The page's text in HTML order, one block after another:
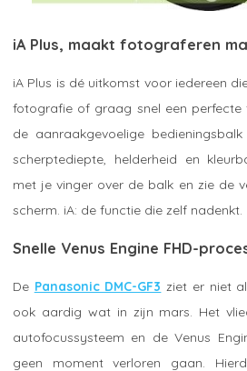
iA Plus, maakt fotograferen
iA Plus is dé uitkomst voor iedereen
fotografie of graag snel een perfecte
de aanraakgevoelige
scherptediepte, helderheid en
met je vinger over de balk en zie de
scherm. iA: de functie die zelf nadenkt.
Snelle Venus Engine FHD-
De Panasonic DMC-GF3 ziet er niet
ook aardig wat in zijn mars. Het
autofocussysteem en de Venus
geen moment verloren gaan.